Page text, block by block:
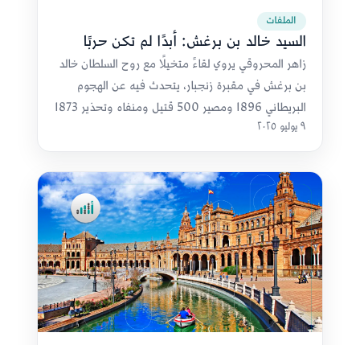
الملفات
السيد خالد بن برغش: أبدًا لم تكن حربًا
زاهر المحروقي يروي لقاءً متخيلًا مع روح السلطان خالد
بن برغش في مقبرة زنجبار، يتحدث فيه عن الهجوم
البريطاني 1896 ومصير 500 قتيل ومنفاه وتحذير 1873
٩ يوليو ٢٠٢٥